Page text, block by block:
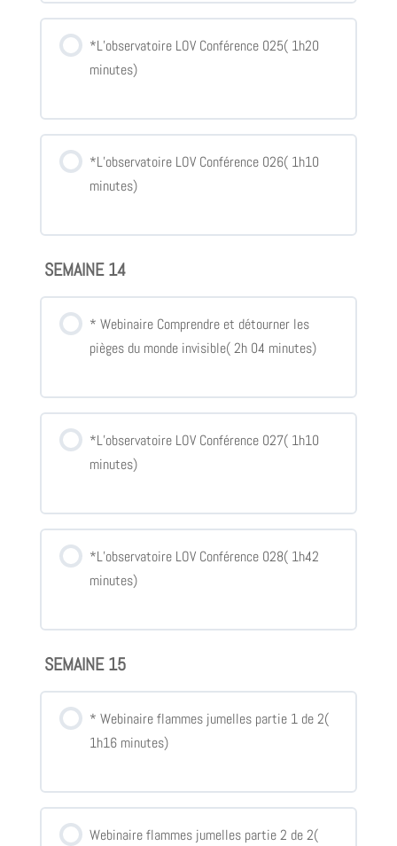
*L’observatoire LOV Conférence 025( 1h20
minutes)
*L’observatoire LOV Conférence 026( 1h10
minutes)
SEMAINE 14
* Webinaire Comprendre et détourner les
pièges du monde invisible( 2h 04 minutes)
*L’observatoire LOV Conférence 027( 1h10
minutes)
*L’observatoire LOV Conférence 028( 1h42
minutes)
SEMAINE 15
* Webinaire flammes jumelles partie 1 de 2(
1h16 minutes)
Webinaire flammes jumelles partie 2 de 2(